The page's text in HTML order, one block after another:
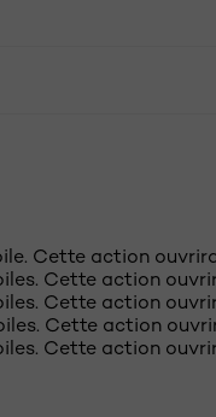
Cette action
Cette action
Cette action
Cette action
Cette action